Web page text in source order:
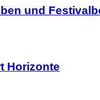
und
Horizonte